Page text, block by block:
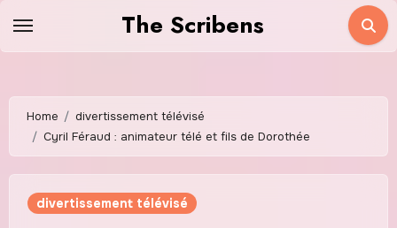
The Scribens
Home
divertissement télévisé
Cyril Féraud : animateur télé et fils de Dorothée
divertissement télévisé